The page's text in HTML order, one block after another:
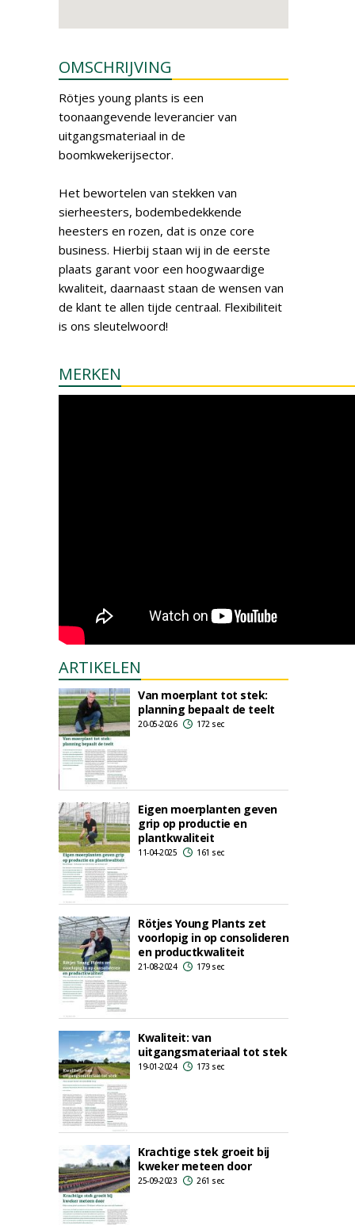
OMSCHRIJVING
Rötjes young plants is een
toonaangevende leverancier van
uitgangsmateriaal in de
boomkwekerijsector.
Het bewortelen van stekken van
sierheesters, bodembedekkende
heesters en rozen, dat is onze core
business. Hierbij staan wij in de eerste
plaats garant voor een hoogwaardige
kwaliteit, daarnaast staan de wensen van
de klant te allen tijde centraal. Flexibiliteit
is ons sleutelwoord!
MERKEN
ARTIKELEN
Van moerplant tot stek:
planning bepaalt de teelt
20-05-2026 172 sec
Eigen moerplanten geven
grip op productie en
plantkwaliteit
11-04-2025 161 sec
Rötjes Young Plants zet
voorlopig in op consolideren
en productkwaliteit
21-08-2024 179 sec
Kwaliteit: van
uitgangsmateriaal tot stek
19-01-2024 173 sec
Krachtige stek groeit bij
kweker meteen door
25-09-2023 261 sec